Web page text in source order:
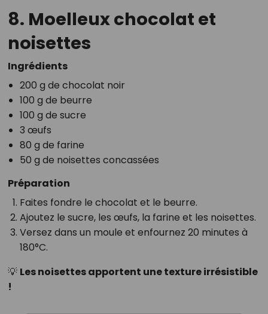
8. Moelleux chocolat et
noisettes
Ingrédients
200 g de chocolat noir
100 g de beurre
100 g de sucre
3 œufs
80 g de farine
50 g de noisettes concassées
Préparation
Faites fondre le chocolat et le beurre.
Ajoutez le sucre, les œufs, la farine et les noisettes.
Versez dans un moule et enfournez 20 minutes à
180°C.
💡 Les noisettes apportent une texture irrésistible
!